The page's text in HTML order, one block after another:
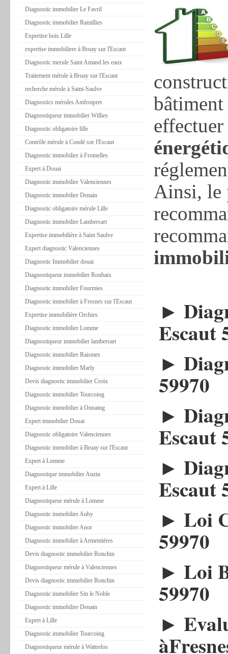
Diagnostic immobilier Le Favril
Diagnostic immobilier Ramillies
Expertise bois Lille
expertise immobiliere à Bruay sur l'Escaut
Diagnostic merule Saint Amand les eaux
Traitement mérule à Bruay sur l'Escaut
recherche mérule à Saint-Saulve
Diagnostics mérules Amfroipret
Diagnostiqueur immobilier Willies
Diagnostic obligatoire lille
Contrôle mérule à Condé sur l'Escaut
Diagnostic immobilier à Fromelles
Expert à Douai
Diagnostic immobilier Valenciennes
Diagnostic immobilier Denain
Diagnostic obligatoire mérule Lille
Diagnostic immobilier Lambersart
Expertise immobilière à Saint Saulve
Expert diagnostic Valenciennes
Diagnostic Immobilier douai
Diagnostiqueur immobilier Roubaix
Diagnostic immobilier Fourmies
Diagnostic immobilier à Fresnes sur l'Escaut
Expertise immobilière Orchies
Diagnostic immobilier Lomme
Diagnostiqueur immobilier lambersart
Diagnostic immobilier Raismes
Diagnostic immobilier Marly
Devis diagnostic immobilier Croix
Diagnostic immobilier Tourcoing
Diagnostic immobilier à Onnaing
Expert immobilier Douai
Diagnostic obligatoire Valenciennes
Diagnostic immobilier à Bruay sur l'Escaut
Expert à Lomme
Diagnostique immobilier Anzin
Expert à Lille
Diagnostiqueur mérule à Lomme
Diagnostic immobilier Auby
Diagnostic immobilier Anor
Diagnostic immobilier à Armentières
Devis diagnostic immobilier Ronchin
Diagnostiqueur mérule à Valenciennes
Devis diagnostic immobilier Ronchin
Diagnostic immobilier Sin le Noble
Diagnostic immobilier Denain
Expert à Lille
Diagnostic immobilier Tourcoing
Diagnostiqueur mérule à Wattrelos
Ainsi, le
►
Escaut
►
59970
►
Escaut
►
Escaut
► Loi
59970
► Loi
59970
►